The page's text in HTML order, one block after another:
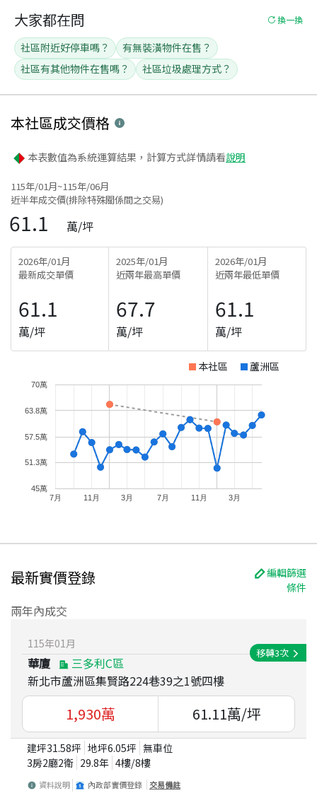
大家都在問 換一換
社區附近好停車嗎？
有無裝潢物件在售？
社區有其他物件在售嗎？
社區垃圾處理方式？
本社區成交價格
本表數值為系統運算結果，計算方式詳情請看說明
115年/01月~115年/06月
近半年成交價(排除特殊關係間之交易)
61.1 萬/坪
2026年/01月
最新成交單價
61.1
萬/坪
2025年/01月
近兩年最高單價
67.7
萬/坪
2026年/01月
近兩年最低單價
61.1
萬/坪
本社區 蘆洲區
7月 11月 3月 7月 11月 3月
45萬
51.3萬
57.5萬
63.8萬
70萬
最新實價登錄
編輯篩選
條件
兩年內成交
115年01 月
華廈
三多利C區
新北市蘆洲區集賢路224巷39之1號四樓
移轉3次
1,930萬 61.11萬/坪
建坪31.58坪 地坪6.05坪 無車位
3房2廳2衛 29.8年 4樓/8樓
資料說明 內政部實價登錄 交易備註